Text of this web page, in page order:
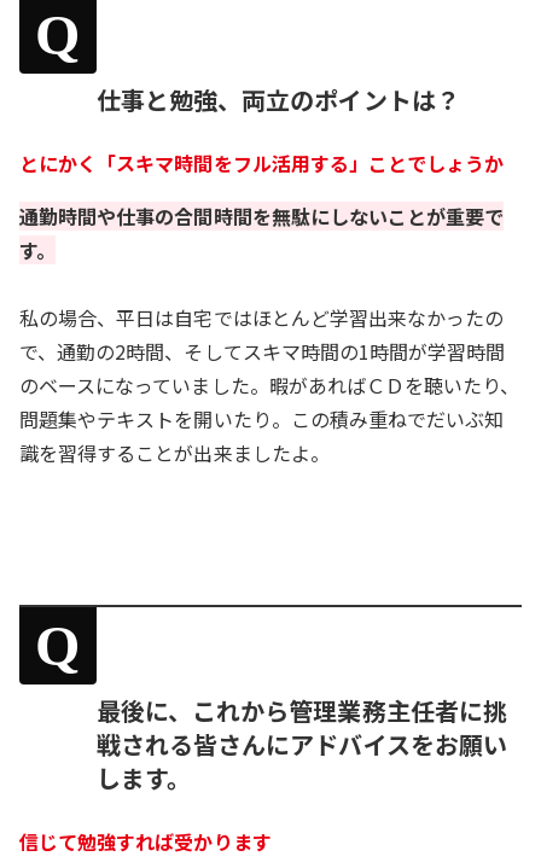
Q
仕事と勉強、両立のポイントは？
とにかく「スキマ時間をフル活用する」ことでしょうか
通勤時間や仕事の合間時間を無駄にしないことが重要で
す。
私の場合、平日は自宅ではほとんど学習出来なかったの
で、通勤の2時間、そしてスキマ時間の1時間が学習時間
のベースになっていました。暇があればＣＤを聴いたり、
問題集やテキストを開いたり。この積み重ねでだいぶ知
識を習得することが出来ましたよ。
Q
最後に、これから管理業務主任者に挑
戦される皆さんにアドバイスをお願い
します。
信じて勉強すれば受かります